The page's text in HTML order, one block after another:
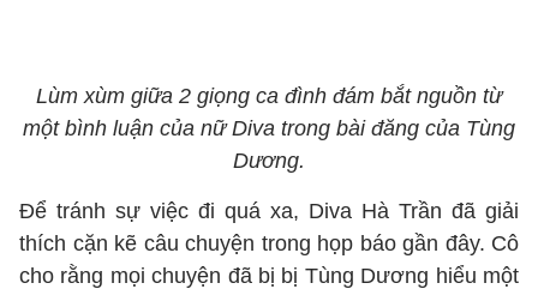
Lùm xùm giữa 2 giọng ca đình đám bắt nguồn từ
một bình luận của nữ Diva trong bài đăng của Tùng
Dương.
Để tránh sự việc đi quá xa, Diva Hà Trần đã giải
thích cặn kẽ câu chuyện trong họp báo gần đây. Cô
cho rằng mọi chuyện đã bị bị Tùng Dương hiểu một